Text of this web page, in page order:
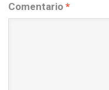
Comentario *